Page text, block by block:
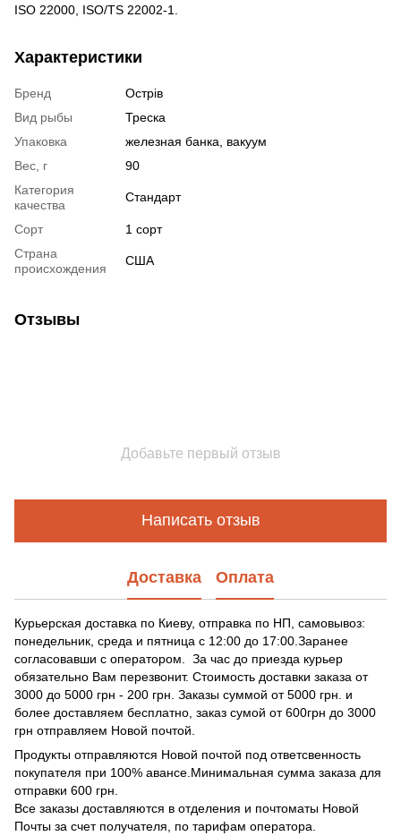
ISO 22000, ISO/TS 22002-1.
Характеристики
Бренд
Острів
Вид рыбы
Треска
Упаковка
железная банка, вакуум
Вес, г
90
Категория
качества
Стандарт
Сорт
1 сорт
Страна
происхождения
США
Отзывы
Добавьте первый отзыв
Написать отзыв
Доставка Оплата
Курьерская доставка по Киеву, отправка по НП, самовывоз:
понедельник, среда и пятница с 12:00 до 17:00.Заранее
согласовавши с оператором. За час до приезда курьер
обязательно Вам перезвонит. Стоимость доставки заказа от
3000 до 5000 грн - 200 грн. Заказы суммой от 5000 грн. и
более доставляем бесплатно, заказ сумой от 600грн до 3000
грн отправляем Новой почтой.
Продукты отправляются Новой почтой под ответсвенность
покупателя при 100% авансе.Минимальная сумма заказа для
отправки 600 грн.
Все заказы доставляются в отделения и почтоматы Новой
Почты за счет получателя, по тарифам оператора.